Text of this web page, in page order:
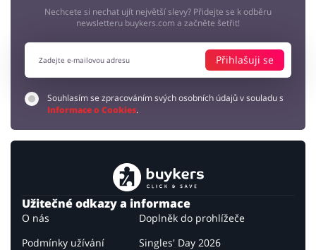
Nechcete si nechat ujít největší slevy? Přidejte se k odběru
newsletteru buykers.com a začněte šetřit!
Přihlašuji se
Souhlasím se zpracováním svých osobních údajů v souladu s
Informace o Cookies.
Užitečné odkazy a informace
O nás
Podmínky užívání
Doplněk do prohlížeče
Singles' Day 2026